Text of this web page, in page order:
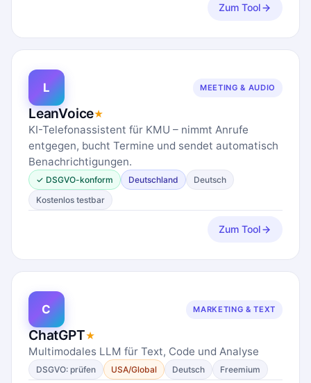
Zum Tool
L MEETING & AUDIO
LeanVoice★
KI-Telefonassistent für KMU – nimmt Anrufe
entgegen, bucht Termine und sendet automatisch
Benachrichtigungen.
✓ DSGVO-konform Deutschland
Deutsch
Kostenlos testbar
Zum Tool
C MARKETING & TEXT
ChatGPT★
Multimodales LLM für Text, Code und Analyse
DSGVO: prüfen USA/Global Deutsch Freemium